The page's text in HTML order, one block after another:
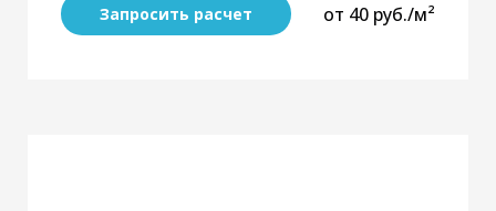
Запросить расчет от 40 руб./м²